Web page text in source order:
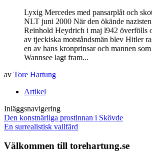
Lyxig Mercedes med pansarplåt och
NLT juni 2000 När den ökände
Reinhold Heydrich i maj l942 överfölls
av tjeckiska motståndsmän blev Hitler
en av hans kronprinsar och mannen
Wannsee lagt fram...
av Tore Hartung
Artikel
Inläggsnavigering
Den konstnärliga prostinnan i Skövde
En surrealistisk vallfärd
Välkommen till torehartung.se